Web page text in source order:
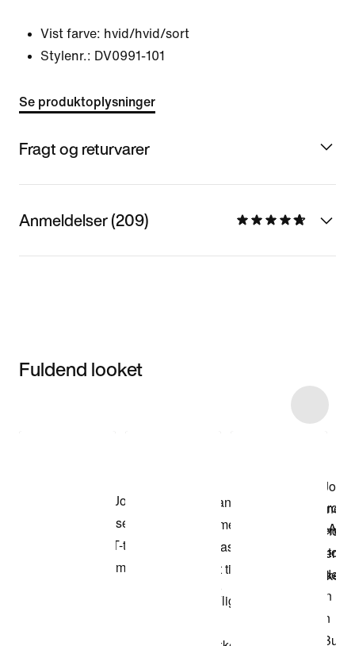
Vist farve: hvid/hvid/sort
Stylenr.: DV0991-101
Se produktoplysninger
Fragt og returvarer
Anmeldelser (209)
Fuldend looket